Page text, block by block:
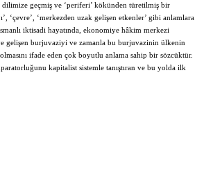
geçmiş ve ‘periferi’ kökünden türetilmiş bir
‘çevre’, ‘merkezden uzak gelişen etkenler’ gibi anlamlara
iktisadi hayatında, ekonomiye hâkim merkezi
ve gelişen burjuvaziyi ve zamanla bu burjuvazinin ülkenin
ifade eden çok boyutlu anlama sahip bir sözcüktür.
kapitalist sistemle tanıştıran ve bu yolda ilk